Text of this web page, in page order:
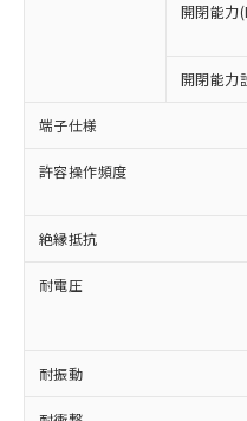
開閉能力
開閉能力
端子仕様
許容操作頻度
絶縁抵抗
耐電圧
耐振動
以下の条件をお読
ご利用ください。
本サービス
商品の当社
(税抜)を提
当社制御機
本サービス
ことをご了
在庫状況お
記載してい
タに基づき
覧された時
準価格とは
対応予定なし：
非含有に非対応の
調査・確認中：EU
非含有の対応状況
商品です。
非該当品：ライセ
害物質有無と関係
仕入先様の事情に
いたものが、含有
むを得ず変更する
鉛(Pb) 1000ppm以下、
六価クロム(Cr(Ⅵ))
「○」：最大均質
基準値以下である
「×」：最大均質
基準値を超えてい
「－」：未確認で
*中国RoHS10物質の基
Pb(鉛) :1000ppm、
当社は、こ
為替および
（以下｢規制
または国外
国政府の輸
可)を取得す